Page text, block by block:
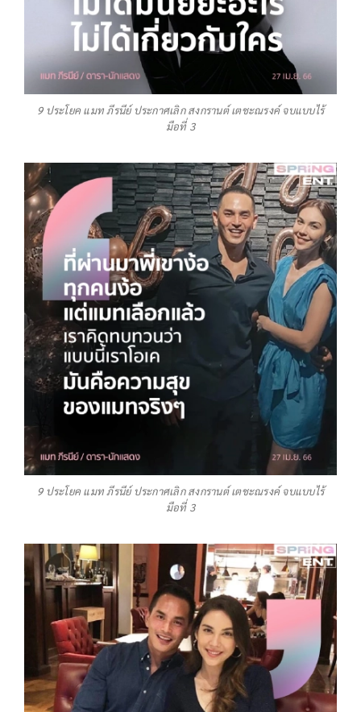
9 ประโยค แมท ภีรนีย์ ประกาศเลิก สงกรานต์ เตชะณรงค์ จบแบบไร้
มือที่ 3
9 ประโยค แมท ภีรนีย์ ประกาศเลิก สงกรานต์ เตชะณรงค์ จบแบบไร้
มือที่ 3